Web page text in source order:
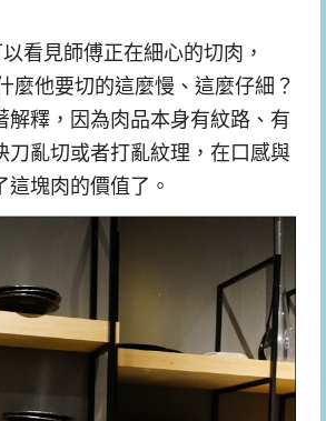
看見師傅正在細心的切肉，
麼他要切的這麼慢、這麼仔細？
解釋，因為肉品本身有紋路、有
刀亂切或者打亂紋理，在口感與
塊肉的價值了。